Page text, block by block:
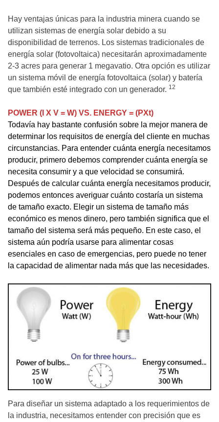
Hay ventajas únicas para la industria minera cuando se
utilizan sistemas de energía solar debido a su
disponibilidad de terrenos. Los sistemas tradicionales de
energía solar (fotovoltaica) necesitarán aproximadamente
2-3 acres para generar 1 megavatio. Otra opción es utilizar
un sistema móvil de energía fotovoltaica (solar) y batería
que también esté integrado con un generador. 12
POWER (I X V = W) VS. ENERGY = (PXt)
Todavía hay bastante confusión sobre la mejor manera de
determinar los requisitos de energía del cliente en muchas
circunstancias. Para entender cuánta energía necesitamos
producir, primero debemos comprender cuánta energía se
necesita consumir y a que velocidad se consumirá.
Después de calcular cuánta energía necesitamos producir,
podemos entonces averiguar cuánto costaría un sistema
de tamaño exacto. Elegir un sistema de tamaño más
económico es menos dinero, pero también significa que el
tamaño del sistema será más pequeño. En este caso, el
sistema aún podría usarse para alimentar cosas
esenciales en caso de emergencias, pero puede no tener
la capacidad de alimentar nada más que las necesidades.
Para diseñar un sistema adaptado a los requerimientos de
la industria, necesitamos entender con precisión que es